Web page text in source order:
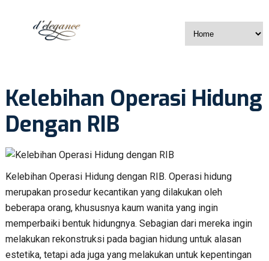
Kelebihan Operasi Hidung
Dengan RIB
Kelebihan Operasi Hidung dengan RIB. Operasi hidung
merupakan prosedur kecantikan yang dilakukan oleh
beberapa orang, khususnya kaum wanita yang ingin
memperbaiki bentuk hidungnya. Sebagian dari mereka ingin
melakukan rekonstruksi pada bagian hidung untuk alasan
estetika, tetapi ada juga yang melakukan untuk kepentingan